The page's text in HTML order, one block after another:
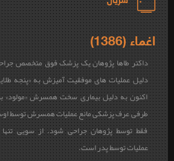
اغماء (1386)
داکتر طاها پژوهان یک پزشک فوق متخصص
دلیل عملیات های موفقیت آمیزش به «پنجه
اکنون به دلیل بیماری سخت همسرش «مولود»
طرفی عرف پزشکی مانع عملیات همسرش توسط
فقط توسط پژوهان جراحی شود. از سویی تنها
عملیات توسط پدر است.